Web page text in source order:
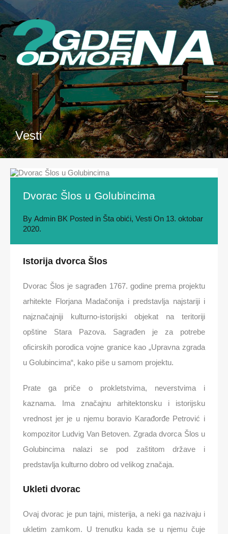
Vesti
Dvorac Šlos u Golubincima
By Admin BK Posted in Šta obići, Vesti On 13. oktobar
2020.
Istorija dvorca Šlos
Dvorac Šlos je sagrađen 1767. godine prema projektu
arhitekte Florjana Madačonija i predstavlja najstariji i
najznačajniji kulturno-istorijski objekat na teritoriji
opštine Stara Pazova. Sagrađen je za potrebe
oficirskih porodica vojne granice kao „Upravna zgrada
u Golubincima“, kako piše u samom projektu.
Prate ga priče o prokletstvima, neverstvima i
kaznama. Ima značajnu arhitektonsku i istorijsku
vrednost jer je u njemu boravio Karađorđe Petrović i
kompozitor Ludvig Van Betoven. Zgrada dvorca Šlos u
Golubincima nalazi se pod zaštitom države i
predstavlja kulturno dobro od velikog značaja.
Ukleti dvorac
Ovaj dvorac je pun tajni, misterija, a neki ga nazivaju i
ukletim zamkom. U trenutku kada se u njemu čuje